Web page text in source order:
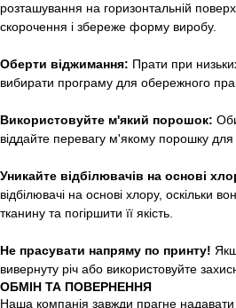
розташування на горизонтальній
скорочення і збереже форму виробу.
Оберти віджимання: Прати при
вибирати програму для обережного
Використовуйте м'який порошок:
віддайте перевагу м'якому порошку
Уникайте відбілювачів на основі
відбілювачі на основі хлору, оскільки
тканину та погіршити її якість.
Не прасувати напряму по принту!
вивернуту річ або використовуйте
ОБМІН ТА ПОВЕРНЕННЯ
Наша компанія завжди прагне